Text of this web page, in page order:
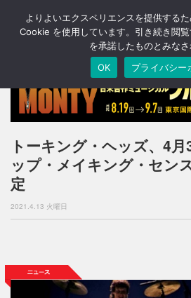
トーキング・ヘッズ、4
ップ・メイキング・セン
定
2021.4.13 火曜日
よりよいエクスペリエンスを提供する
Cookie を使用しています。引き続き閲
を承諾したものとみなさ
OK
プライバシー